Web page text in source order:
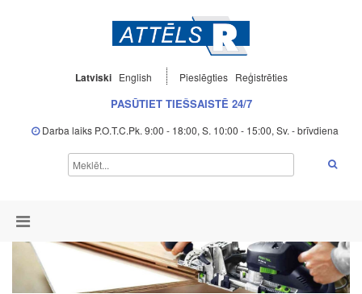
Latviski English Pieslēgties Reģistrēties
PASŪTIET TIEŠSAISTĒ 24/7
Darba laiks P.O.T.C.Pk. 9:00 - 18:00, S. 10:00 - 15:00, Sv. - brīvdiena